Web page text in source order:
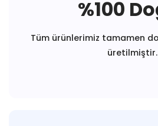
%100
Tüm ürünlerimiz tamamen
üretilmiştir.